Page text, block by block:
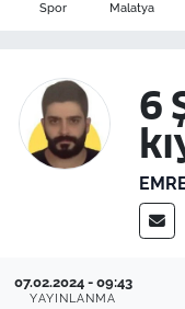
Spor Malatya
6
07.02.2024 - 09:43
YAYINLANMA
Resmi İlanlar
Son Dakika
Haber Arşivi